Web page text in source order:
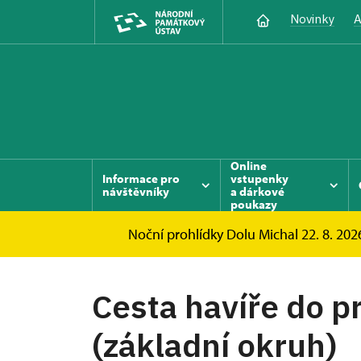
Novinky
Informace pro
návštěvníky
Online
vstupenky
a dárkové
poukazy
Noční prohlídky Dolu Michal 22. 8.
Důl Michal Informace pro návštěvníky
Cesta havíře do
(základní okruh)